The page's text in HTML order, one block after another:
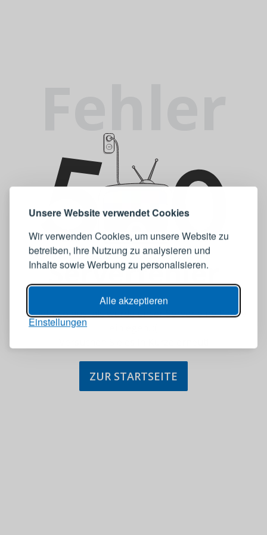
Unsere Website verwendet Cookies
Wir verwenden Cookies, um unsere Website zu
betreiben, ihre Nutzung zu analysieren und
Inhalte sowie Werbung zu personalisieren.
Alle akzeptieren
Einstellungen
Serverfehler
Es sieht so aus, als würde unser Server eine Pause
ZUR STARTSEITE